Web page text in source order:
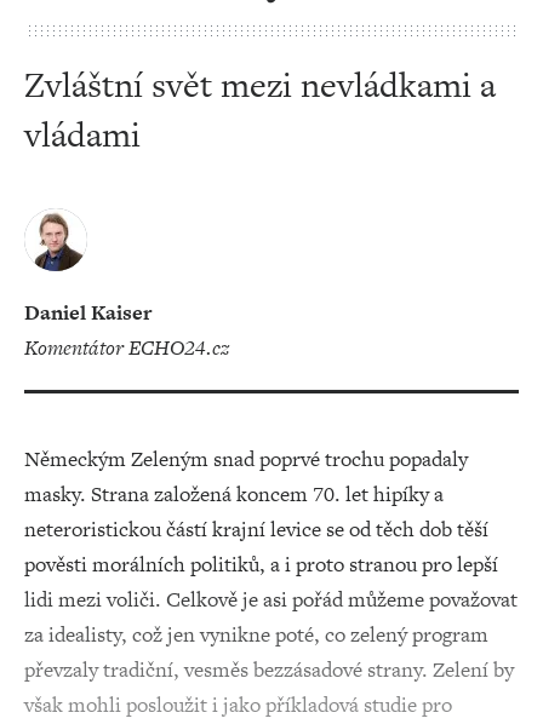
Zvláštní svět mezi nevládkami a
vládami
Daniel Kaiser
komentátor ECHO24.cz
Německým Zeleným snad poprvé trochu popadaly
masky. Strana založená koncem 70. let hipíky a
neteroristickou částí krajní levice se od těch dob těší
pověsti morálních politiků, a i proto stranou pro lepší
lidi mezi voliči. Celkově je asi pořád můžeme považovat
za idealisty, což jen vynikne poté, co zelený program
převzaly tradiční, vesměs bezzásadové strany. Zelení by
však mohli posloužit i jako příkladová studie pro